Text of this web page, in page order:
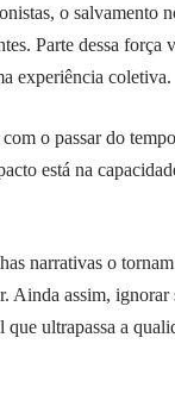
o salvamento
Parte dessa força
experiência coletiva.
o passar do
está na
narrativas o
Ainda assim, ignorar
ultrapassa a